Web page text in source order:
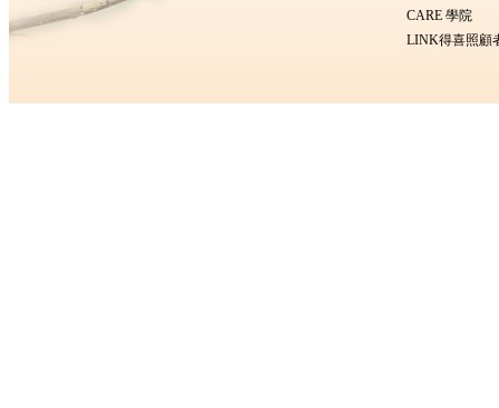
CARE 學院
LINK得喜照顧